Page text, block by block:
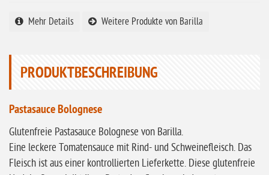
ohne Knoblauch
Mehr Details Weitere Produkte von Barilla
PRODUKTBESCHREIBUNG
Pastasauce Bolognese
Glutenfreie Pastasauce Bolognese von Barilla.
Eine leckere Tomatensauce mit Rind- und Schweinefleisch. Das
Fleisch ist aus einer kontrollierten Lieferkette. Diese glutenfreie